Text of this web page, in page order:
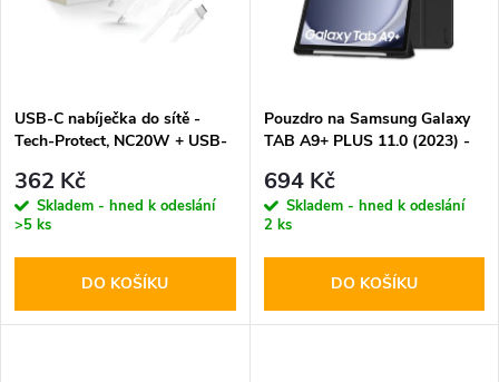
USB-C nabíječka do sítě -
Tech-Protect, NC20W + USB-
362 Kč
Skladem - hned k odeslání
>5 ks
DO KOŠÍKU
Pouzdro na Samsung Galaxy
TAB A9+ PLUS 11.0 (2023) -
Black
694 Kč
Skladem - hned k odeslání
2 ks
DO KOŠÍKU